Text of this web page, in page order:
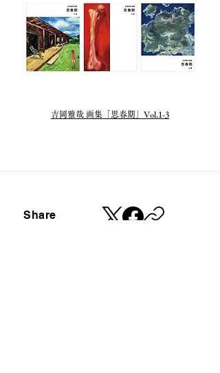
​吉岡雅哉 画集「思春期」Vol.1-3
Share